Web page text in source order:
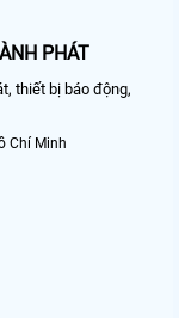
PHÁT
thiết bị báo động,
Chí Minh